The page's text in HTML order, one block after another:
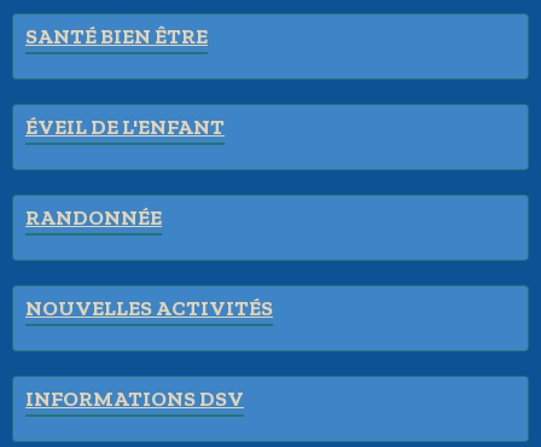
SANTÉ BIEN ÊTRE
ÉVEIL DE L'ENFANT
RANDONNÉE
NOUVELLES ACTIVITÉS
INFORMATIONS DSV